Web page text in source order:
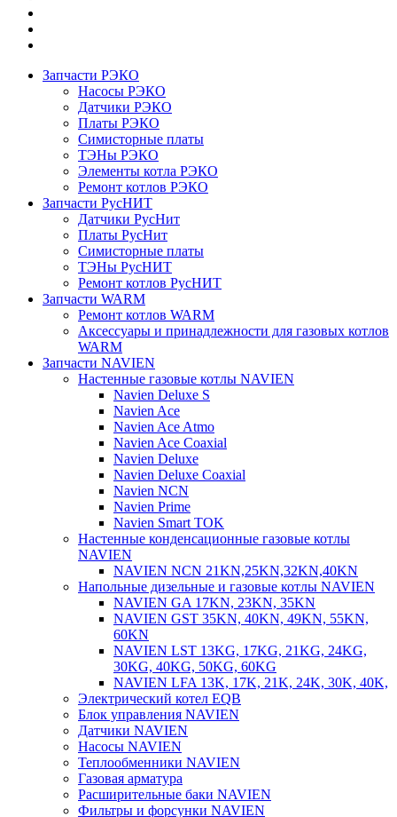
Запчасти РЭКО
Насосы РЭКО
Датчики РЭКО
Платы РЭКО
Симисторные платы
ТЭНы РЭКО
Элементы котла РЭКО
Ремонт котлов РЭКО
Запчасти РусНИТ
Датчики РусНит
Платы РусНит
Симисторные платы
ТЭНы РусНИТ
Ремонт котлов РусНИТ
Запчасти WARM
Ремонт котлов WARM
Аксессуары и принадлежности для газовых котлов
WARM
Запчасти NAVIEN
Настенные газовые котлы NAVIEN
Navien Deluxe S
Navien Ace
Navien Ace Atmo
Navien Ace Coaxial
Navien Deluxe
Navien Deluxe Coaxial
Navien NCN
Navien Prime
Navien Smart TOK
Настенные конденсационные газовые котлы
NAVIEN
NAVIEN NCN 21KN,25KN,32KN,40KN
Напольные дизельные и газовые котлы NAVIEN
NAVIEN GA 17KN, 23KN, 35KN
NAVIEN GST 35KN, 40KN, 49KN, 55KN,
60KN
NAVIEN LST 13KG, 17KG, 21KG, 24KG,
30KG, 40KG, 50KG, 60KG
NAVIEN LFA 13K, 17K, 21K, 24K, 30K, 40K,
Электрический котел EQB
Блок управления NAVIEN
Датчики NAVIEN
Насосы NAVIEN
Теплообменники NAVIEN
Газовая арматура
Расширительные баки NAVIEN
Фильтры и форсунки NAVIEN